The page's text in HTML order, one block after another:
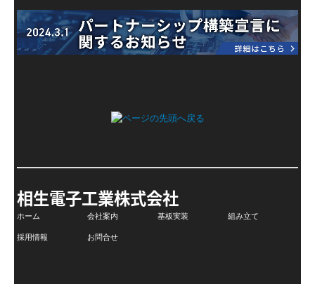
相生電子工業株式会社
ホーム 会社案内 基板実装 組み立て
採用情報 お問合せ